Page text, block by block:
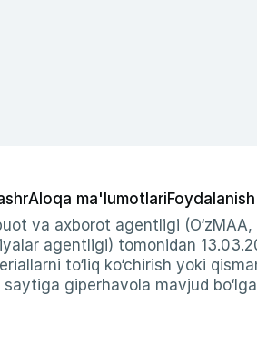
Aloqa ma'lumotlari
va axborot agentligi
agentligi) tomonidan
to‘liq ko‘chirish yoki
giperhavola mavjud